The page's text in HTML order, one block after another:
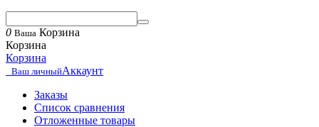
0 Ваша Корзина
Корзина
Корзина
Ваш личныйАккаунт
Заказы
Список сравнения
Отложенные товары